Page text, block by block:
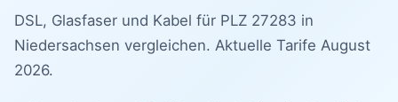
DSL, Glasfaser und Kabel für PLZ 27283 in
Niedersachsen vergleichen. Aktuelle Tarife August
2026.